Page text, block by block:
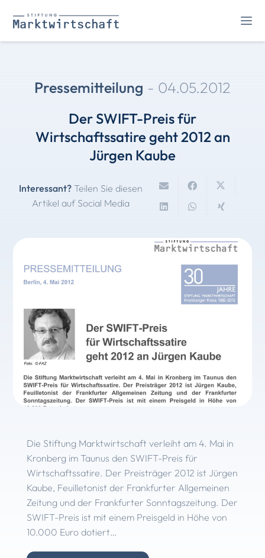
Pressemitteilung - 04.05.2012
Der SWIFT-Preis für
Wirtschaftssatire geht 2012 an
Jürgen Kaube
Interessant?Teilen Sie diesen
Artikel auf Social Media
Die Stiftung Marktwirtschaft verleiht am 4. Mai in
Kronberg im Taunus den SWIFT-Preis für
Wirtschaftssatire. Der Preisträger 2012 ist Jürgen
Kaube, Feuilletonist der Frankfurter Allgemeinen
Zeitung und der Frankfurter Sonntagszeitung. Der
SWIFT-Preis ist mit einem Preisgeld in Höhe von
10.000 Euro dotiert…